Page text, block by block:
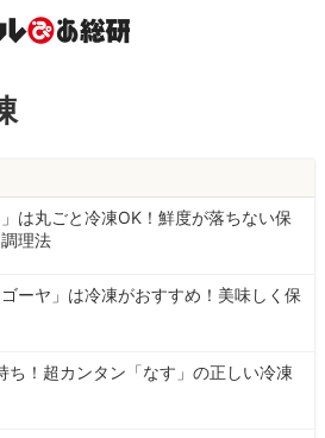
」は丸ごと冷凍OK！鮮度が落ちない保
理法
ーヤ」は冷凍がおすすめ！美味しく保
ち！超カンタン「なす」の正しい冷凍